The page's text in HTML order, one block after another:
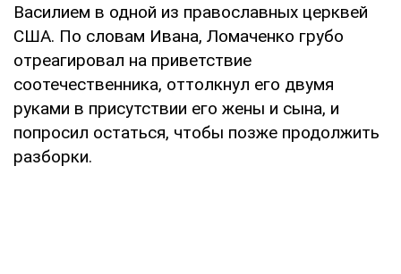
Василием в одной из православных церквей
США. По словам Ивана, Ломаченко грубо
отреагировал на приветствие
соотечественника, оттолкнул его двумя
руками в присутствии его жены и сына, и
попросил остаться, чтобы позже продолжить
разборки.